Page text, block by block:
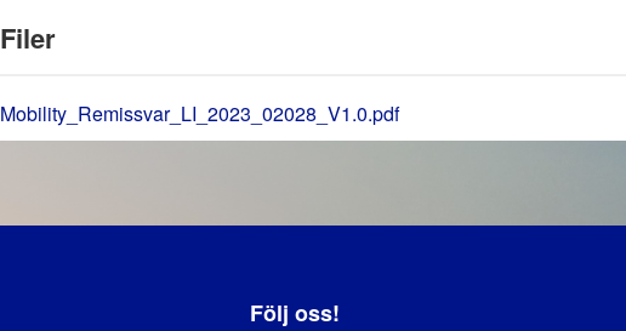
Filer
Mobility_Remissvar_LI_2023_02028_V1.0.pdf
Följ oss!